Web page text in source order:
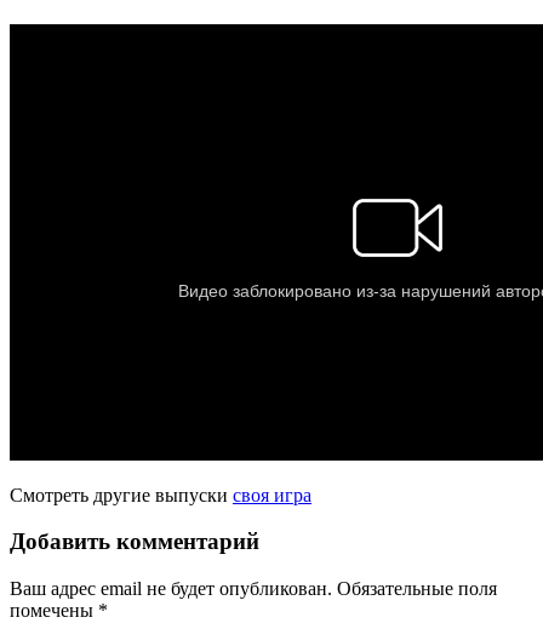
Смотреть другие выпуски своя игра
Добавить комментарий
Ваш адрес email не будет опубликован. Обязательные поля
помечены *